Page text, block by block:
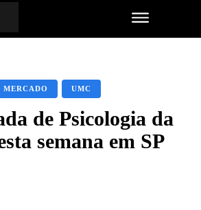
MERCADO UMC
de Psicologia da
semana em SP